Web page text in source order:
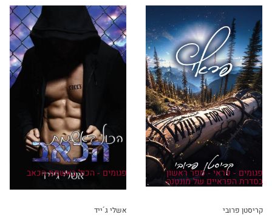
פגומים - פראי - ספר ראשון
בסדרת הפראיים של מונטנה
קריסטן פרובי
פגומים - הכול באשמת הכאב
אשלי ג´ייד